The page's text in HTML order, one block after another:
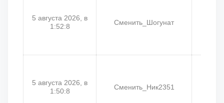
5 августа 2026, в
1:52:8
Сменить_Шогунат
5 августа 2026, в
1:50:8
Сменить_Ник2351